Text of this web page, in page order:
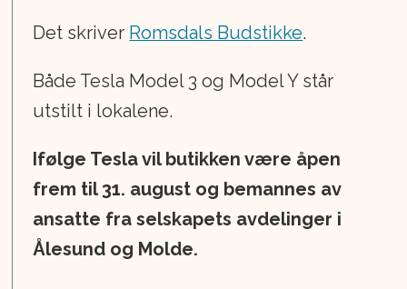
Det skriver Romsdals Budstikke.
Både Tesla Model 3 og Model Y står
utstilt i lokalene.
Ifølge Tesla vil butikken være åpen
frem til 31. august og bemannes av
ansatte fra selskapets avdelinger i
Ålesund og Molde.